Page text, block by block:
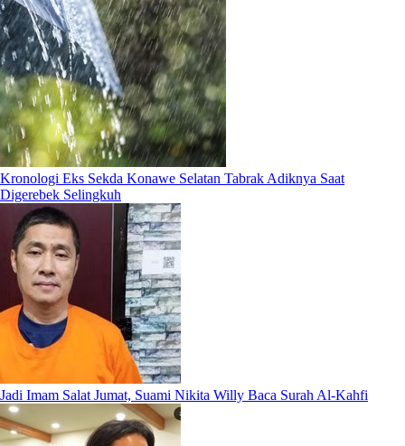
Kronologi Eks Sekda Konawe Selatan Tabrak Adiknya Saat
Digerebek Selingkuh
Jadi Imam Salat Jumat, Suami Nikita Willy Baca Surah Al-Kahfi